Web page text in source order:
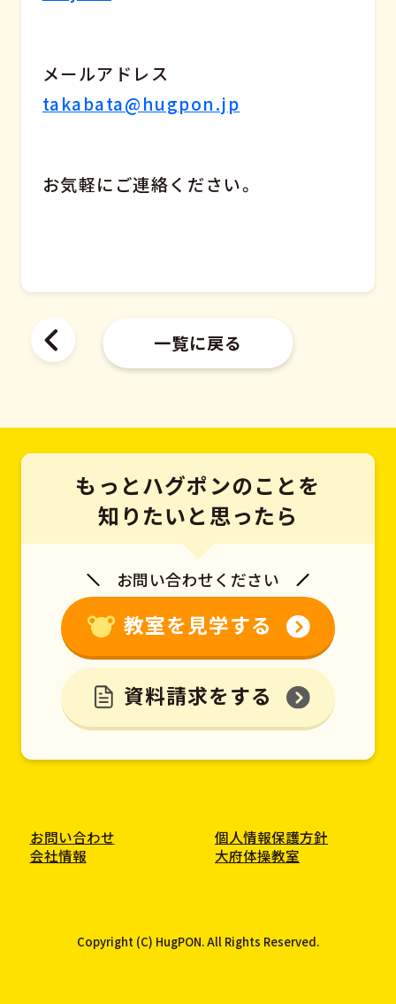
メールアドレス
takabata@hugpon.jp
お気軽にご連絡ください。
一覧に戻る
もっとハグポンのことを
知りたいと思ったら
お問い合わせください
教室を見学する
資料請求をする
お問い合わせ
個人情報保護方針
会社情報
大府体操教室
Copyright (C) HugPON. All Rights Reserved.